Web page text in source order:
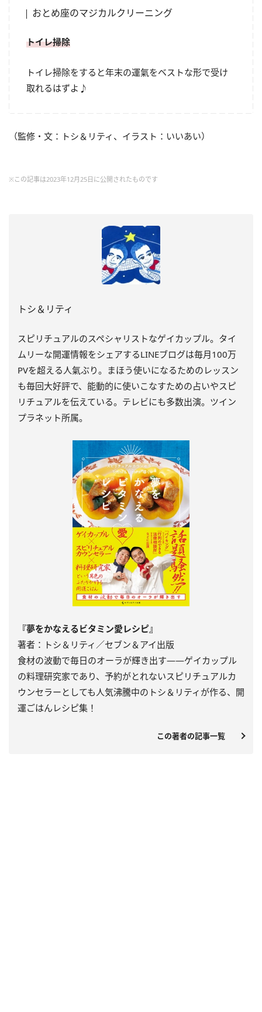
おとめ座のマジカルクリーニング
トイレ掃除
トイレ掃除をすると年末の運氣をベストな形で受け
取れるはずよ♪
（監修・文：トシ＆リティ、イラスト：いいあい）
※この記事は2023年12月25日に公開されたものです
トシ＆リティ
スピリチュアルのスペシャリストなゲイカップル。タイ
ムリーな開運情報をシェアするLINEブログは毎月100万
PVを超える人氣ぶり。まほう使いになるためのレッスン
も毎回大好評で、能動的に使いこなすための占いやスピ
リチュアルを伝えている。テレビにも多数出演。ツイン
プラネット所属。
『夢をかなえるビタミン愛レシピ』
著者：トシ＆リティ／セブン＆アイ出版
食材の波動で毎日のオーラが輝き出す――ゲイカップル
の料理研究家であり、予約がとれないスピリチュアルカ
ウンセラーとしても人気沸騰中のトシ＆リティが作る、開
運ごはんレシピ集！
この著者の記事一覧